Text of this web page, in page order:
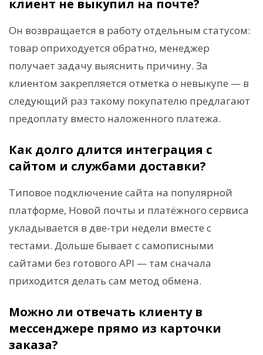
клиент не выкупил на почте?
Он возвращается в работу отдельным статусом:
товар оприходуется обратно, менеджер
получает задачу выяснить причину. За
клиентом закрепляется отметка о невыкупе — в
следующий раз такому покупателю предлагают
предоплату вместо наложенного платежа.
Как долго длится интеграция с
сайтом и службами доставки?
Типовое подключение сайта на популярной
платформе, Новой почты и платёжного сервиса
укладывается в две-три недели вместе с
тестами. Дольше бывает с самописными
сайтами без готового API — там сначала
приходится делать сам метод обмена.
Можно ли отвечать клиенту в
мессенджере прямо из карточки
заказа?